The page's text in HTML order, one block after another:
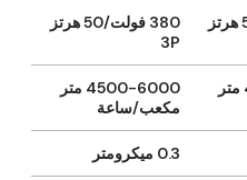
هرتز
380 فولت/50 هرتز
4500-6000 متر
مكعب/ساعة
0.3 ميكرومتر